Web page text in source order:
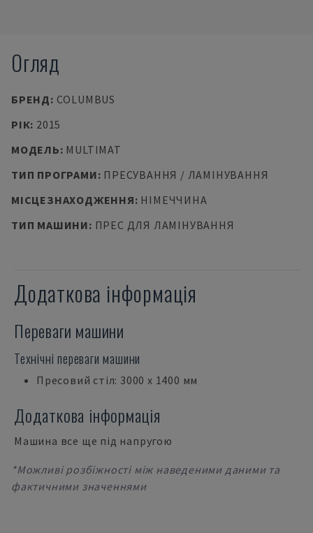
Огляд
БРЕНД: COLUMBUS
РІК: 2015
МОДЕЛЬ: MULTIMAT
ТИП ПРОГРАМИ: ПРЕСУВАННЯ / ЛАМІНУВАННЯ
МІСЦЕЗНАХОДЖЕННЯ: НІМЕЧЧИНА
ТИП МАШИНИ: ПРЕС ДЛЯ ЛАМІНУВАННЯ
Додаткова інформація
Переваги машини
Технічні переваги машини
Пресовий стіл: 3000 x 1400 мм
Додаткова інформація
Машина все ще під напругою
*Можливі розбіжності між наведеними даними та
фактичними значеннями